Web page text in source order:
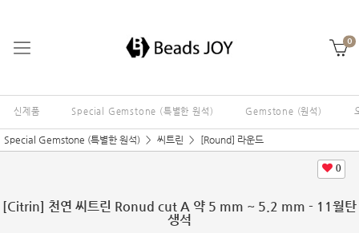
0
신제품 Special Gemstone (특별한 원석) Gemstone (원석)
Special Gemstone (특별한 원석) 씨트린 [Round] 라운드
0
[Citrin] 천연 씨트린 Ronud cut A 약 5 mm ~ 5.2 mm - 11월탄
생석